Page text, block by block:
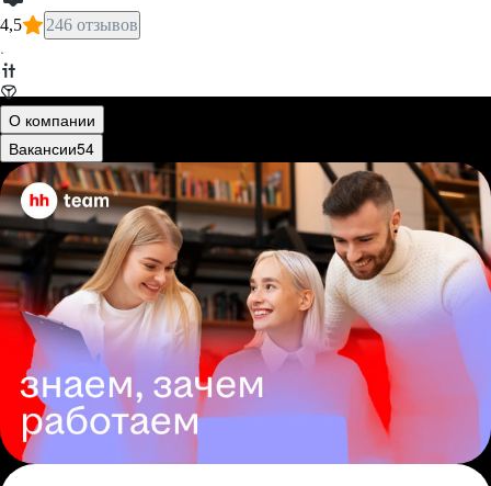
4,5 246 отзывов
·
О компании
Вакансии54